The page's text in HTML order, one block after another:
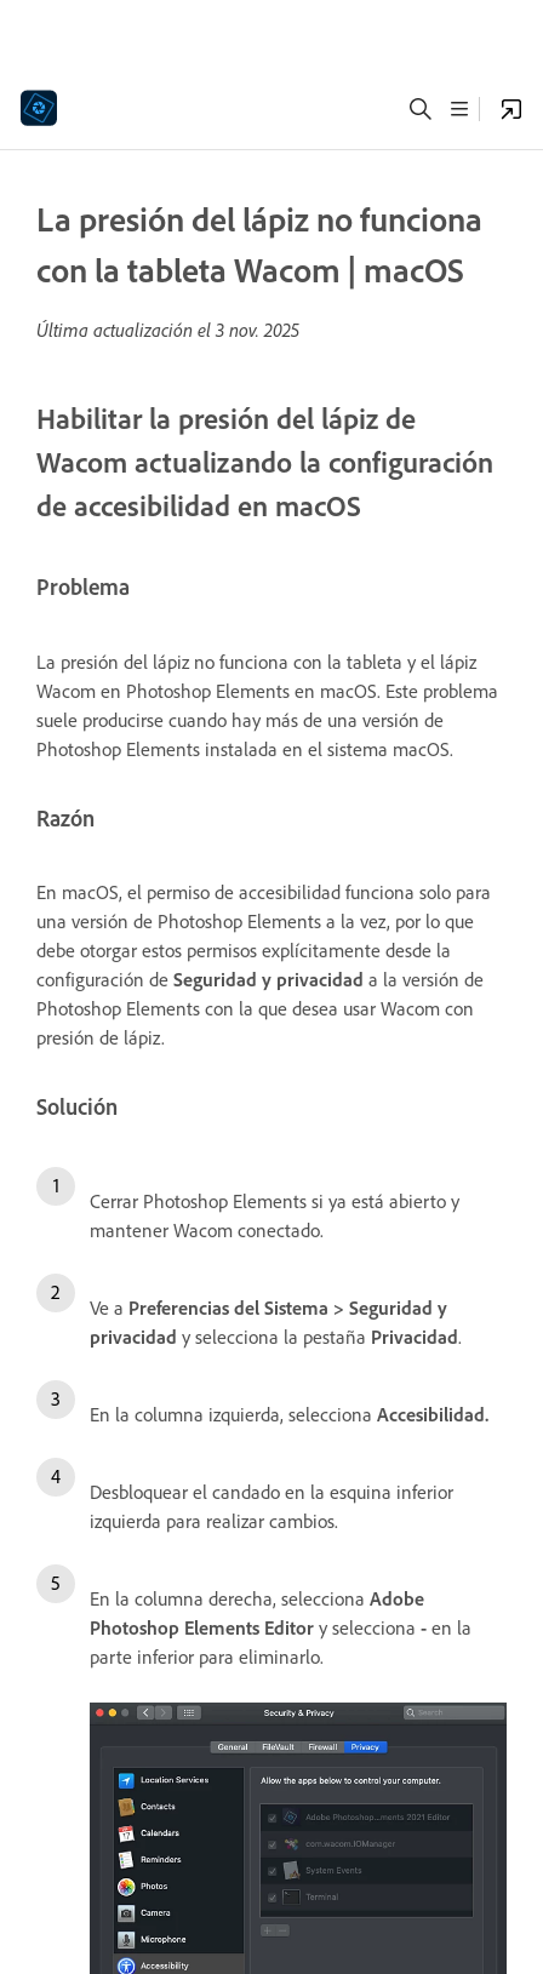
La presión del lápiz no funciona
con la tableta Wacom | macOS
Última actualización el 3 nov. 2025
Habilitar la presión del lápiz de
Wacom actualizando la configuración
de accesibilidad en macOS
Problema
La presión del lápiz no funciona con la tableta y el lápiz
Wacom en Photoshop Elements en macOS. Este problema
suele producirse cuando hay más de una versión de
Photoshop Elements instalada en el sistema macOS.
Razón
En macOS, el permiso de accesibilidad funciona solo para
una versión de Photoshop Elements a la vez, por lo que
debe otorgar estos permisos explícitamente desde la
configuración de Seguridad y privacidad a la versión de
Photoshop Elements con la que desea usar Wacom con
presión de lápiz.
Solución
Cerrar Photoshop Elements si ya está abierto y
mantener Wacom conectado.
Ve a Preferencias del Sistema > Seguridad y
privacidad y selecciona la pestaña Privacidad.
En la columna izquierda, selecciona Accesibilidad.
Desbloquear el candado en la esquina inferior
izquierda para realizar cambios.
En la columna derecha, selecciona Adobe
Photoshop Elements Editor y selecciona - en la
parte inferior para eliminarlo.